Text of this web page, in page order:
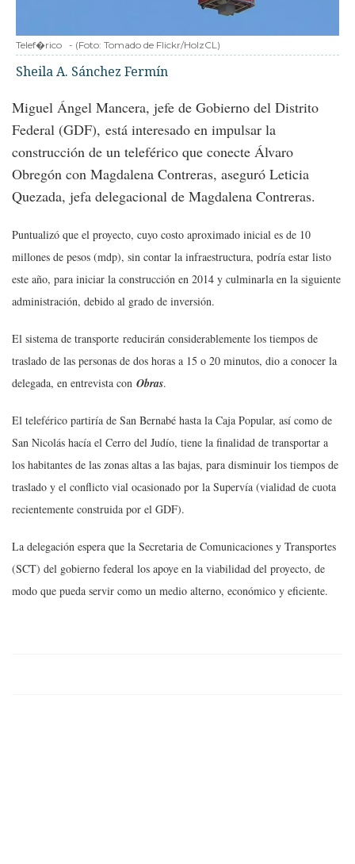
Telef�rico - (Foto: Tomado de Flickr/HolzCL)
Sheila A. Sánchez Fermín
Miguel Ángel Mancera, jefe de Gobierno del Distrito
Federal (GDF), está interesado en impulsar la
construcción de un teleférico que conecte Álvaro
Obregón con Magdalena Contreras, aseguró Leticia
Quezada, jefa delegacional de Magdalena Contreras.
Puntualizó que el proyecto, cuyo costo aproximado inicial es de 10
millones de pesos (mdp), sin contar la infraestructura, podría estar listo
este año, para iniciar la construcción en 2014 y culminarla en la siguiente
administración, debido al grado de inversión.
El sistema de transporte reducirán considerablemente los tiempos de
traslado de las personas de dos horas a 15 o 20 minutos, dio a conocer la
delegada, en entrevista con Obras.
El teleférico partiría de San Bernabé hasta la Caja Popular, así como de
San Nicolás hacía el Cerro del Judío, tiene la finalidad de transportar a
los habitantes de las zonas altas a las bajas, para disminuir los tiempos de
traslado y el conflicto vial ocasionado por la Supervía (vialidad de cuota
recientemente construida por el GDF).
La delegación espera que la Secretaria de Comunicaciones y Transportes
(SCT) del gobierno federal los apoye en la viabilidad del proyecto, de
modo que pueda servir como un medio alterno, económico y eficiente.